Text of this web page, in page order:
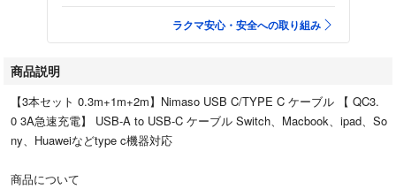
ラクマ安心・安全への取り組み
商品説明
【3本セット 0.3m+1m+2m】Nimaso USB C/TYPE C ケーブル 【 QC3.
0 3A急速充電】 USB-A to USB-C ケーブル Switch、Macbook、ipad、So
ny、Huaweiなどtype c機器対応
商品について